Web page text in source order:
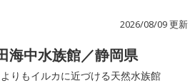
2026/08/09 更新
海中水族館／静岡県
りもイルカに近づける天然水族館